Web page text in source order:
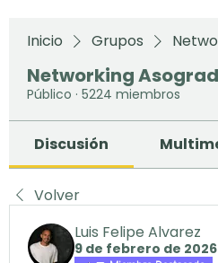
Inicio Grupos
Networking
Público · 5224 miembros
Discusión
Volver
Luis Felipe Alvarez
9 de febrero de 2026